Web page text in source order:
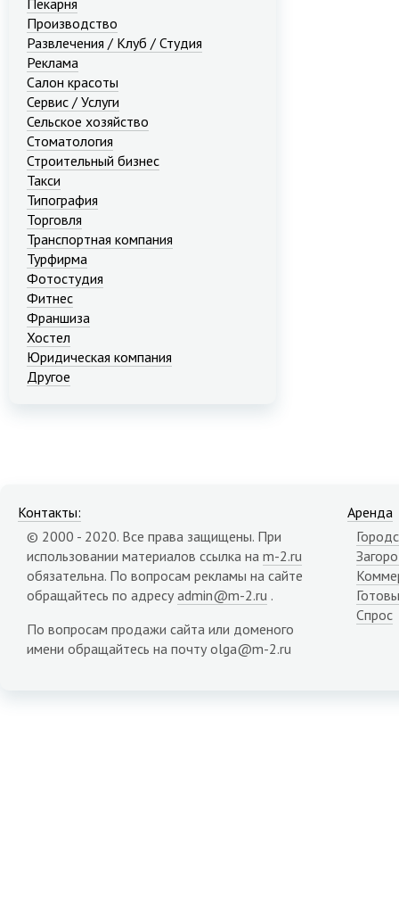
Пекарня
Производство
Развлечения / Клуб / Студия
Реклама
Салон красоты
Сервис / Услуги
Сельское хозяйство
Стоматология
Строительный бизнес
Такси
Типография
Торговля
Транспортная компания
Турфирма
Фотостудия
Фитнес
Франшиза
Хостел
Юридическая компания
Другое
Контакты:
© 2000 - 2020. Все права защищены. При
использовании материалов ссылка на m-2.ru
обязательна. По вопросам рекламы на сайте
обращайтесь по адресу admin@m-2.ru .
По вопросам продажи сайта или доменого
имени обращайтесь на почту olga@m-2.ru
Аренда
Спрос